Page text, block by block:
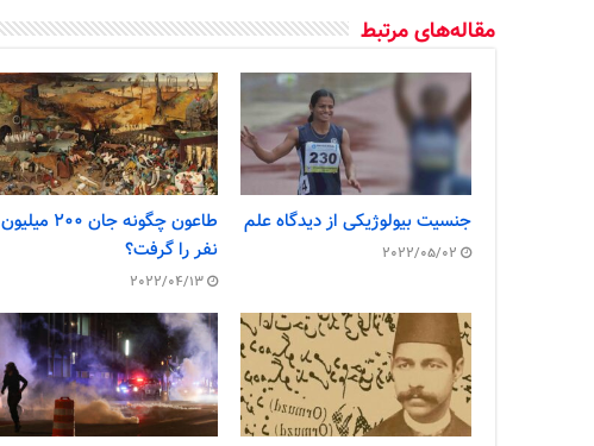
مقاله‌های مرتبط
جنسیت بیولوژیکی از دیدگاه علم
2022/05/02
طاعون چگونه جان ۲۰۰ میلیون
نفر را گرفت؟
2022/04/13